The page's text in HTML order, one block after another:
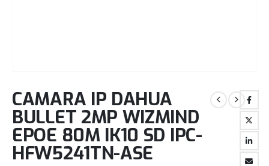
CAMARA IP DAHUA
BULLET 2MP WIZMIND
EPOE 80M IK10 SD IPC-
HFW5241TN-ASE